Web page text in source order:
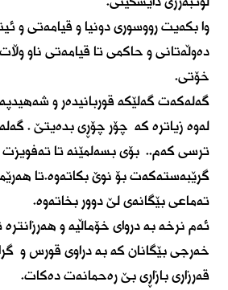
وا بکەیت رووسوری دونیا و قیامەتی و
دەوڵەتانی و حاکمی تا قیامەتی ناو
خۆتی.
گەلەکەت گەلێکە قوربانیدەر و
لەوە زیاترە کە چۆر چۆڕی بدەیتێ .
ترسی کەم.. بۆی بسەلمێنە تا تەفویزت
گرێبەستەکەت بۆ نوێ بکاتەوە.تا
تەماعی بێگانەی لێ دوور بخاتەوە.
ئەم نرخە بە دروای خۆماڵیە و
خەرجی بێگانان کە بە دراوی قورس و
قەرزاری بازاڕی بێ رەحمانەت دەکات.